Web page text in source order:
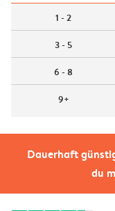
Dauerhaft
du
1 - 2
3 - 5
6 - 8
9+